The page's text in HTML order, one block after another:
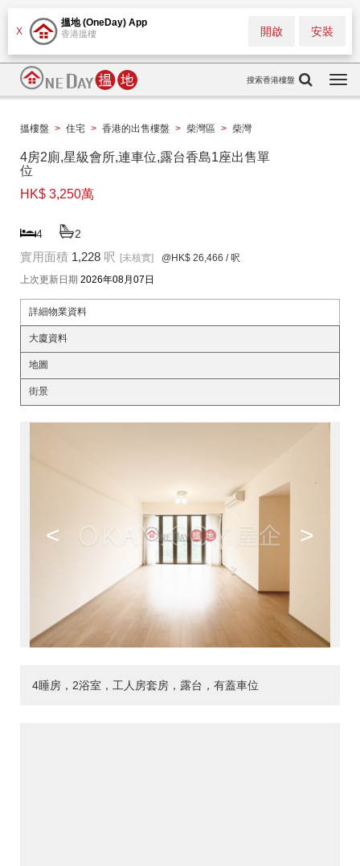
X
搵地 (OneDay) App
香港搵樓 安裝
開啟
搜索香港樓盤
搵樓盤 > 住宅 > 香港的出售樓盤 > 柴灣區 > 柴灣
4房2廁,星級會所,連車位,露台香島1座出售單
位
HK$ 3,250萬
4 2
實用面積 1,228 呎 [未核實] @HK$ 26,466 / 呎
上次更新日期 2026年08月07日
詳細物業資料
大廈資料
地圖
街景
< >
4睡房，2浴室，工人房套房，露台，有蓋車位